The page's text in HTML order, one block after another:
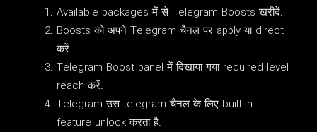
Available packages में से Telegram Boosts खरीदें.
Boosts को अपने Telegram चैनल पर apply या direct
करें.
Telegram Boost panel में दिखाया गया required level
reach करें.
Telegram उस telegram चैनल के लिए built-in
feature unlock करता है.